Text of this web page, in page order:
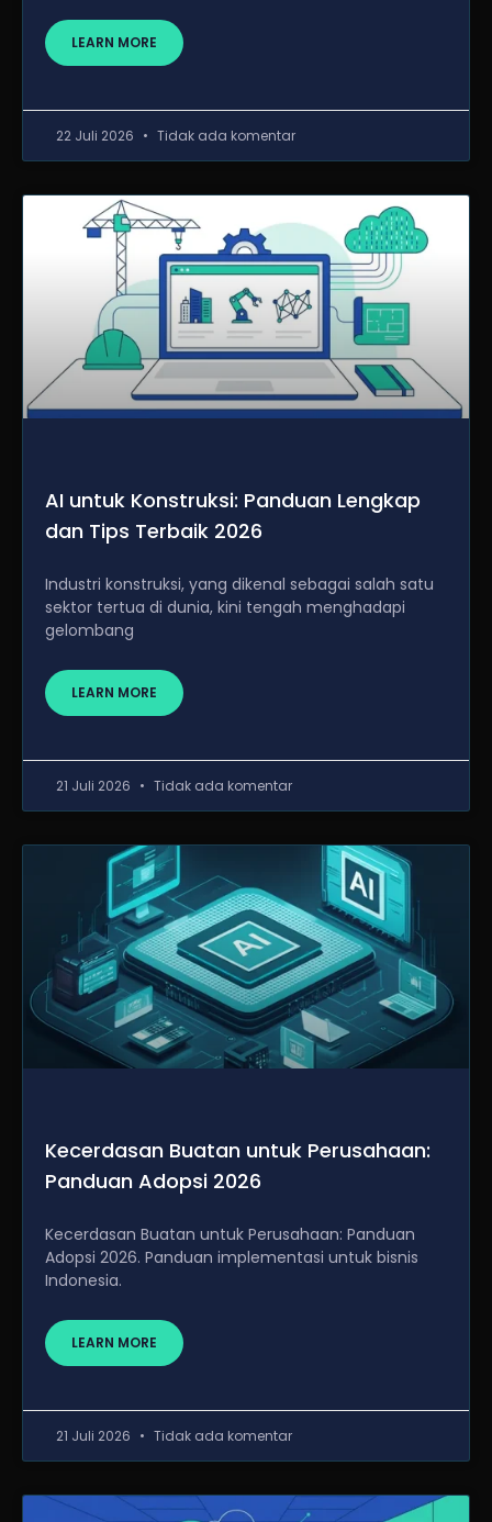
LEARN MORE
22 Juli 2026 Tidak ada komentar
AI untuk Konstruksi: Panduan Lengkap
dan Tips Terbaik 2026
Industri konstruksi, yang dikenal sebagai salah satu
sektor tertua di dunia, kini tengah menghadapi
gelombang
LEARN MORE
21 Juli 2026 Tidak ada komentar
Kecerdasan Buatan untuk Perusahaan:
Panduan Adopsi 2026
Kecerdasan Buatan untuk Perusahaan: Panduan
Adopsi 2026. Panduan implementasi untuk bisnis
Indonesia.
LEARN MORE
21 Juli 2026 Tidak ada komentar